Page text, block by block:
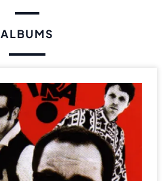
ALBUMS